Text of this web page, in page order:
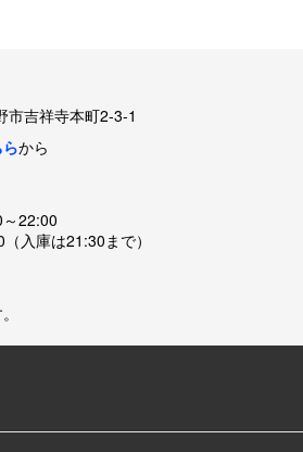
吉祥寺本町2-3-1
から
22:00
入庫は21:30まで）